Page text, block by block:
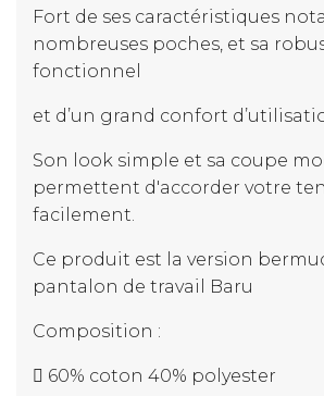
Fort de ses caractéristiques
nombreuses poches, et sa
fonctionnel
et d’un grand confort
Son look simple et sa coupe
permettent d'accorder votre
facilement.
Ce produit est la version
pantalon de travail Baru
Composition :
 60% coton 40% polyester